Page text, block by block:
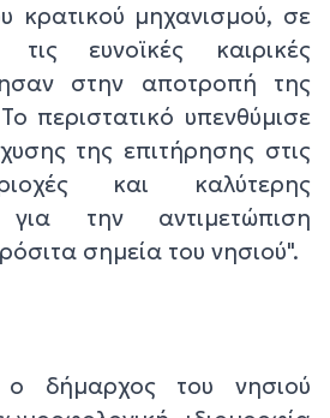
κρατικού μηχανισμού, σε
ευνοϊκές καιρικές
στην αποτροπή της
περιστατικό υπενθύμισε
της επιτήρησης στις
και καλύτερης
για την αντιμετώπιση
σημεία του νησιού".
δήμαρχος του νησιού